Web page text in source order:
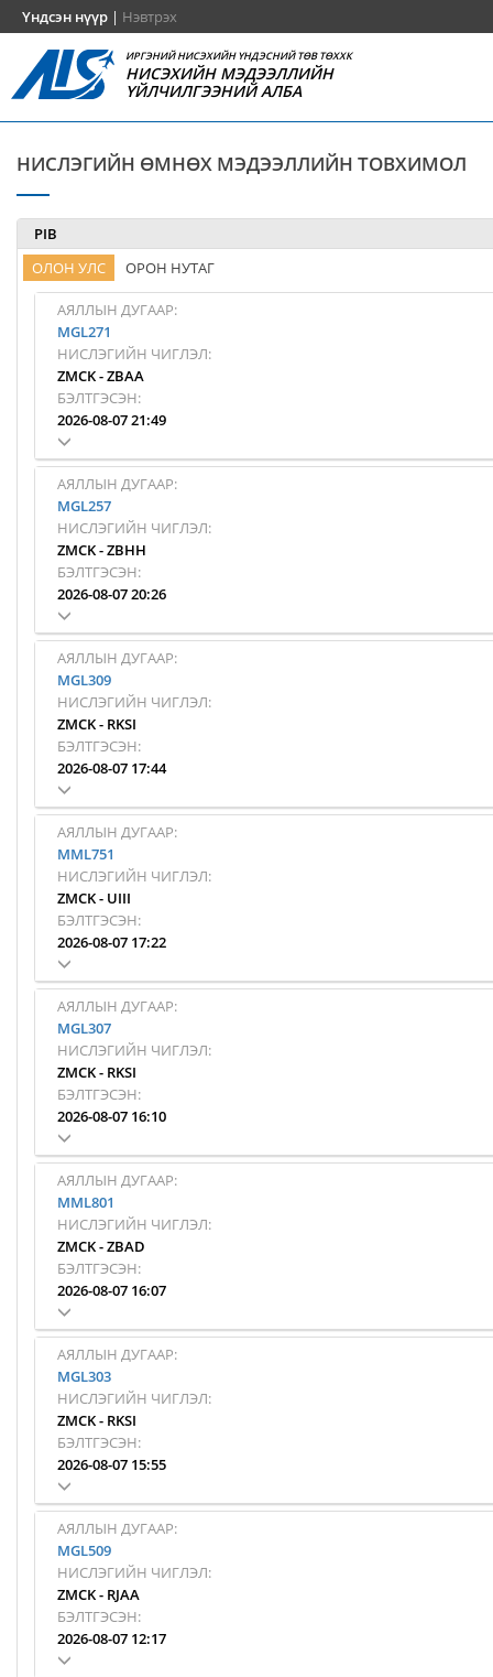
Үндсэн нүүр | Нэвтрэх
ИРГЭНИЙ НИСЭХИЙН ҮНДЭСНИЙ ТӨВ ТӨХХК
НИСЭХИЙН МЭДЭЭЛЛИЙН
ҮЙЛЧИЛГЭЭНИЙ АЛБА
НИСЛЭГИЙН ӨМНӨХ МЭДЭЭЛЛИЙН ТОВХИМОЛ
PIB
ОЛОН УЛС
ОРОН НУТАГ
АЯЛЛЫН ДУГААР:
MGL271
НИСЛЭГИЙН ЧИГЛЭЛ:
ZMCK-ZBAA
БЭЛТГЭСЭН:
2026-08-07 21:49
АЯЛЛЫН ДУГААР:
MGL257
НИСЛЭГИЙН ЧИГЛЭЛ:
ZMCK-ZBHH
БЭЛТГЭСЭН:
2026-08-07 20:26
АЯЛЛЫН ДУГААР:
MGL309
НИСЛЭГИЙН ЧИГЛЭЛ:
ZMCK- RKSI
БЭЛТГЭСЭН:
2026-08-07 17:44
АЯЛЛЫН ДУГААР:
MML751
НИСЛЭГИЙН ЧИГЛЭЛ:
ZMCK- UIII
БЭЛТГЭСЭН:
2026-08-07 17:22
АЯЛЛЫН ДУГААР:
MGL307
НИСЛЭГИЙН ЧИГЛЭЛ:
ZMCK- RKSI
БЭЛТГЭСЭН:
2026-08-07 16:10
АЯЛЛЫН ДУГААР:
MML801
НИСЛЭГИЙН ЧИГЛЭЛ:
ZMCK-ZBAD
БЭЛТГЭСЭН:
2026-08-07 16:07
АЯЛЛЫН ДУГААР:
MGL303
НИСЛЭГИЙН ЧИГЛЭЛ:
ZMCK- RKSI
БЭЛТГЭСЭН:
2026-08-07 15:55
АЯЛЛЫН ДУГААР:
MGL509
НИСЛЭГИЙН ЧИГЛЭЛ:
ZMCK- RJAA
БЭЛТГЭСЭН:
2026-08-07 12:17